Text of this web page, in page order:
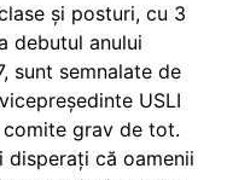
și posturi, cu 3
debutul anului
sunt semnalate de
USLI
grav de tot.
disperați că oamenii